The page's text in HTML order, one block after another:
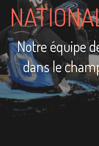
Notre équipe
dans le